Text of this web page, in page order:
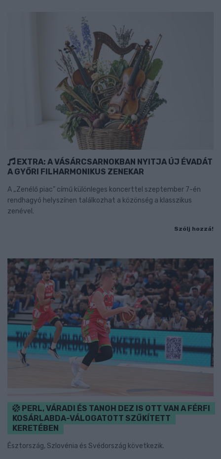
EXTRA: A VÁSÁRCSARNOKBAN NYITJA ÚJ ÉVADÁT
A GYŐRI FILHARMONIKUS ZENEKAR
A „Zenélő piac” című különleges koncerttel szeptember 7-én
rendhagyó helyszínen találkozhat a közönség a klasszikus
zenével.
Szólj hozzá!
PERL, VÁRADI ÉS TANOH DEZ IS OTT VAN A FÉRFI
KOSÁRLABDA-VÁLOGATOTT SZŰKÍTETT
KERETÉBEN
Észtország, Szlovénia és Svédország következik.